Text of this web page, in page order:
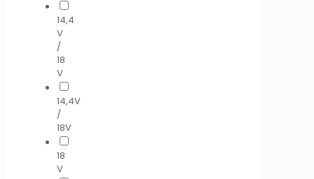
14,4
V
/
18
V
14,4V
/
18V
18
V